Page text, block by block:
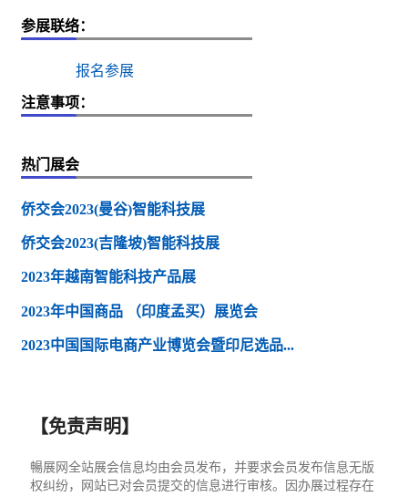
参展联络：
报名参展
注意事项：
热门展会
侨交会2023(曼谷)智能科技展
侨交会2023(吉隆坡)智能科技展
2023年越南智能科技产品展
2023年中国商品 （印度孟买）展览会
2023中国国际电商产业博览会暨印尼选品...
【免责声明】
暢展网全站展会信息均由会员发布，并要求会员发布信息无版
权纠纷，网站已对会员提交的信息进行审核。因办展过程存在